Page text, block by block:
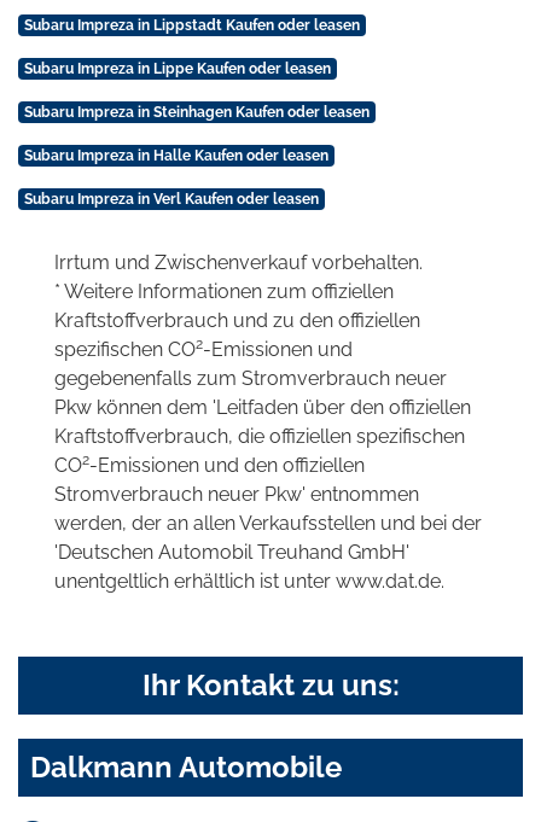
Subaru Impreza in Lippstadt Kaufen oder leasen
Subaru Impreza in Lippe Kaufen oder leasen
Subaru Impreza in Steinhagen Kaufen oder leasen
Subaru Impreza in Halle Kaufen oder leasen
Subaru Impreza in Verl Kaufen oder leasen
Irrtum und Zwischenverkauf vorbehalten.
* Weitere Informationen zum offiziellen
Kraftstoffverbrauch und zu den offiziellen
spezifischen CO2-Emissionen und
gegebenenfalls zum Stromverbrauch neuer
Pkw können dem 'Leitfaden über den offiziellen
Kraftstoffverbrauch, die offiziellen spezifischen
CO2-Emissionen und den offiziellen
Stromverbrauch neuer Pkw' entnommen
werden, der an allen Verkaufsstellen und bei der
'Deutschen Automobil Treuhand GmbH'
unentgeltlich erhältlich ist unter www.dat.de.
Ihr Kontakt zu uns:
Dalkmann Automobile